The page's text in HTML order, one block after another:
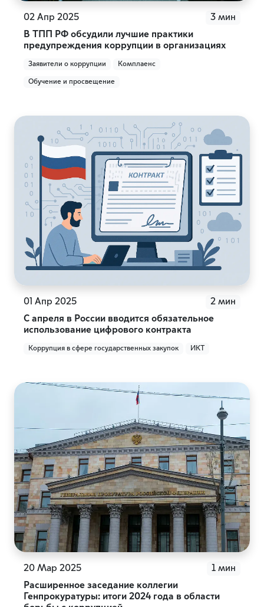
02 Апр 2025
3 мин
В ТПП РФ обсудили лучшие практики
предупреждения коррупции в организациях
Заявители о коррупции Комплаенс
Обучение и просвещение
01 Апр 2025
2 мин
С апреля в России вводится обязательное
использование цифрового контракта
Коррупция в сфере государственных закупок ИКТ
20 Мар 2025
1 мин
Расширенное заседание коллегии
Генпрокуратуры: итоги 2024 года в области